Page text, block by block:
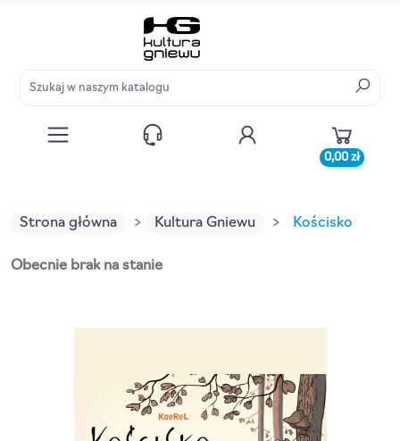
0,00 zł
Strona główna Kultura Gniewu Kościsko
Obecnie brak na stanie